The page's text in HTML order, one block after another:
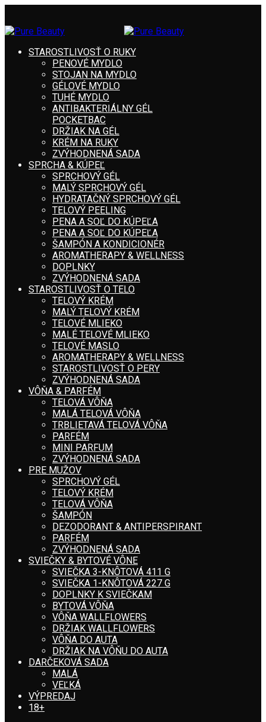
STAROSTLIVOSŤ O RUKY
PENOVÉ MYDLO
STOJAN NA MYDLO
GÉLOVÉ MYDLO
TUHÉ MYDLO
ANTIBAKTERIÁLNY GÉL
POCKETBAC
DRŽIAK NA GÉL
KRÉM NA RUKY
ZVÝHODNENÁ SADA
SPRCHA & KÚPEĽ
SPRCHOVÝ GÉL
MALÝ SPRCHOVÝ GÉL
HYDRATAČNÝ SPRCHOVÝ GÉL
TELOVÝ PEELING
PENA A SOĽ DO KÚPEĽA
PENA A SOĽ DO KÚPEĽA
ŠAMPÓN A KONDICIONÉR
AROMATHERAPY & WELLNESS
DOPLNKY
ZVÝHODNENÁ SADA
STAROSTLIVOSŤ O TELO
TELOVÝ KRÉM
MALÝ TELOVÝ KRÉM
TELOVÉ MLIEKO
MALÉ TELOVÉ MLIEKO
TELOVÉ MASLO
AROMATHERAPY & WELLNESS
STAROSTLIVOSŤ O PERY
ZVÝHODNENÁ SADA
VÔŇA & PARFÉM
TELOVÁ VÔŇA
MALÁ TELOVÁ VÔŇA
TRBLIETAVÁ TELOVÁ VÔŇA
PARFÉM
MINI PARFUM
ZVÝHODNENÁ SADA
PRE MUŽOV
SPRCHOVÝ GÉL
TELOVÝ KRÉM
TELOVÁ VÔŇA
ŠAMPÓN
DEZODORANT & ANTIPERSPIRANT
PARFÉM
ZVÝHODNENÁ SADA
SVIEČKY & BYTOVÉ VÔNE
SVIEČKA 3-KNÔTOVÁ 411 G
SVIEČKA 1-KNÔTOVÁ 227 G
DOPLNKY K SVIEČKAM
BYTOVÁ VÔŇA
VÔŇA WALLFLOWERS
DRŽIAK WALLFLOWERS
VÔŇA DO AUTA
DRŽIAK NA VÔŇU DO AUTA
DARČEKOVÁ SADA
MALÁ
VEĽKÁ
VÝPREDAJ
18+